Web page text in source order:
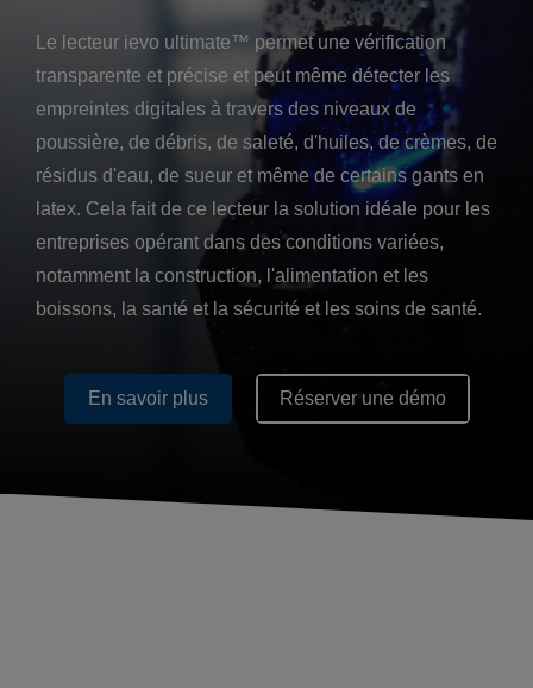
Le lecteur ievo ultimate™ permet une vérification
transparente et précise et peut même détecter les
empreintes digitales à travers des niveaux de
poussière, de débris, de saleté, d'huiles, de crèmes, de
résidus d'eau, de sueur et même de certains gants en
latex. Cela fait de ce lecteur la solution idéale pour les
entreprises opérant dans des conditions variées,
notamment la construction, l'alimentation et les
boissons, la santé et la sécurité et les soins de santé.
En savoir plus Réserver une démo